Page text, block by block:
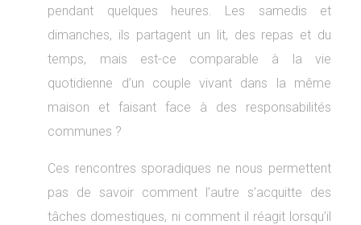
pendant quelques heures. Les samedis et
dimanches, ils partagent un lit, des repas et du
temps, mais est-ce comparable à la vie
quotidienne d’un couple vivant dans la même
maison et faisant face à des responsabilités
communes ?
Ces rencontres sporadiques ne nous permettent
pas de savoir comment l’autre s’acquitte des
tâches domestiques, ni comment il réagit lorsqu’il